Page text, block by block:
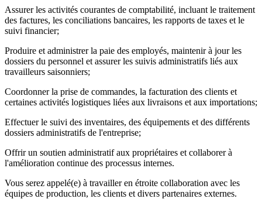
Assurer les activités courantes de comptabilité, incluant le traitement
des factures, les conciliations bancaires, les rapports de taxes et le
suivi financier;
Produire et administrer la paie des employés, maintenir à jour les
dossiers du personnel et assurer les suivis administratifs liés aux
travailleurs saisonniers;
Coordonner la prise de commandes, la facturation des clients et
certaines activités logistiques liées aux livraisons et aux importations;
Effectuer le suivi des inventaires, des équipements et des différents
dossiers administratifs de l'entreprise;
Offrir un soutien administratif aux propriétaires et collaborer à
l'amélioration continue des processus internes.
Vous serez appelé(e) à travailler en étroite collaboration avec les
équipes de production, les clients et divers partenaires externes.